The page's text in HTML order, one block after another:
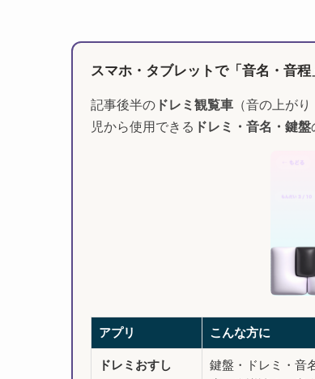
スマホ・タブレットで「音名・音
記事後半のドレミ観覧車（音の上がり
児から使用できる ドレミ・音名・鍵盤
アプリ こんな方に
ドレミおすし 鍵盤・ドレミ・音